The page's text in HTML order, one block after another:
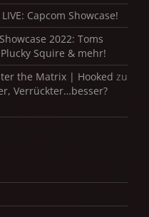
Capcom Showcase!
2022: Toms
Squire & mehr!
the Matrix | Hooked zu
Verrückter…besser?